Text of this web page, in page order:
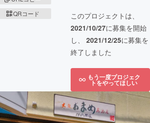
QRコード
このプロジェクトは、
2021/10/27に募集を開始
し、 2021/12/25に募集を
終了しました
もう一度プロジェク
トをやってほしい